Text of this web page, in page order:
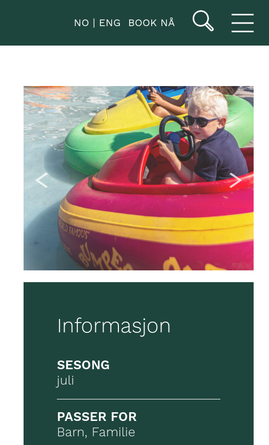
NO ENG BOOK NÅ
Informasjon
SESONG
juli
PASSER FOR
Barn, Familie